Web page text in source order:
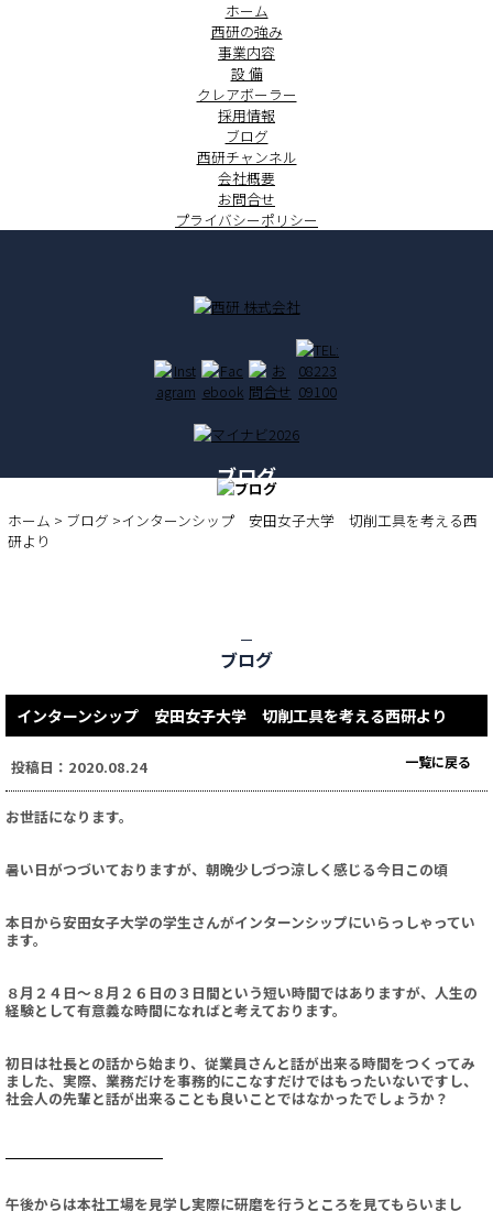
ホーム
西研の強み
事業内容
設 備
クレアボーラー
採用情報
ブログ
西研チャンネル
会社概要
お問合せ
プライバシーポリシー
ブログ
ホーム > ブログ >インターンシップ 安田女子大学 切削工具を考える西
研より
ブログ
インターンシップ 安田女子大学 切削工具を考える西研より
投稿日：2020.08.24 一覧に戻る
お世話になります。
暑い日がつづいておりますが、朝晩少しづつ涼しく感じる今日この頃
本日から安田女子大学の学生さんがインターンシップにいらっしゃってい
ます。
８月２４日～８月２６日の３日間という短い時間ではありますが、人生の
経験として有意義な時間になればと考えております。
初日は社長との話から始まり、従業員さんと話が出来る時間をつくってみ
ました、実際、業務だけを事務的にこなすだけではもったいないですし、
社会人の先輩と話が出来ることも良いことではなかったでしょうか？
午後からは本社工場を見学し実際に研磨を行うところを見てもらいまし